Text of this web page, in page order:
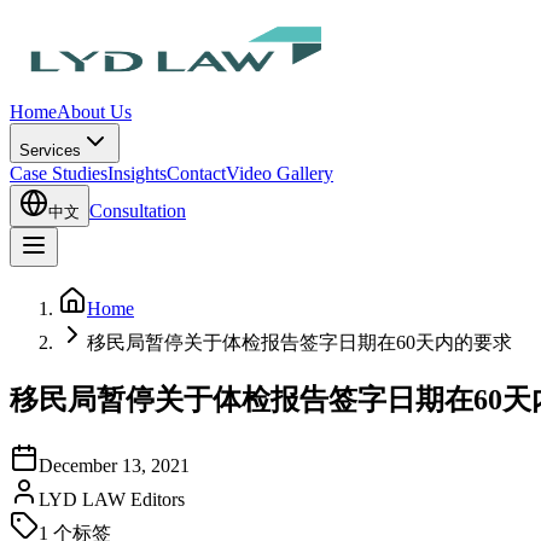
HomeAbout Us
Services
Case StudiesInsightsContactVideo Gallery
中文 Consultation
Home
移民局暂停关于体检报告签字日期在60天内的要求
移民局暂停关于体检报告签字日期在60天
December 13, 2021
LYD LAW Editors
1 个标签